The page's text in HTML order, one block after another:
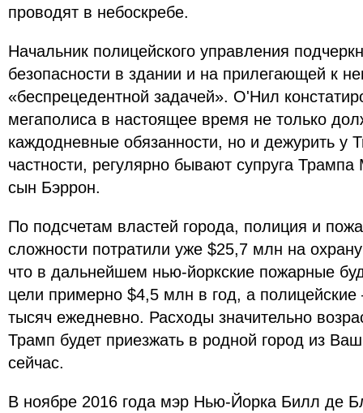
проводят в небоскребе.
Начальник полицейского управления
безопасности в здании и на прилегающей к
«беспрецедентной задачей». О'Нил
мегаполиса в настоящее время не только
каждодневные обязанности, но и дежурить у
частности, регулярно бывают супруга
сын Бэррон.
По подсчетам властей города, полиция и
сложности потратили уже $25,7 млн на
что в дальнейшем нью-йоркские пожарные
цели примерно $4,5 млн в год, а полицейские
тысяч ежедневно. Расходы значительно
Трамп будет приезжать в родной город из
сейчас.
В ноябре 2016 года мэр Нью-Йорка Билл де